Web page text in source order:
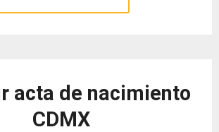
acta de nacimiento
CDMX